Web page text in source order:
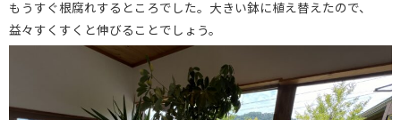
もうすぐ根腐れするところでした。大きい鉢に植え替えたので、
益々すくすくと伸びることでしょう。